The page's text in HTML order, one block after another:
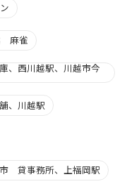
麻雀
西川越駅、川越市今
、川越駅
貸事務所、上福岡駅